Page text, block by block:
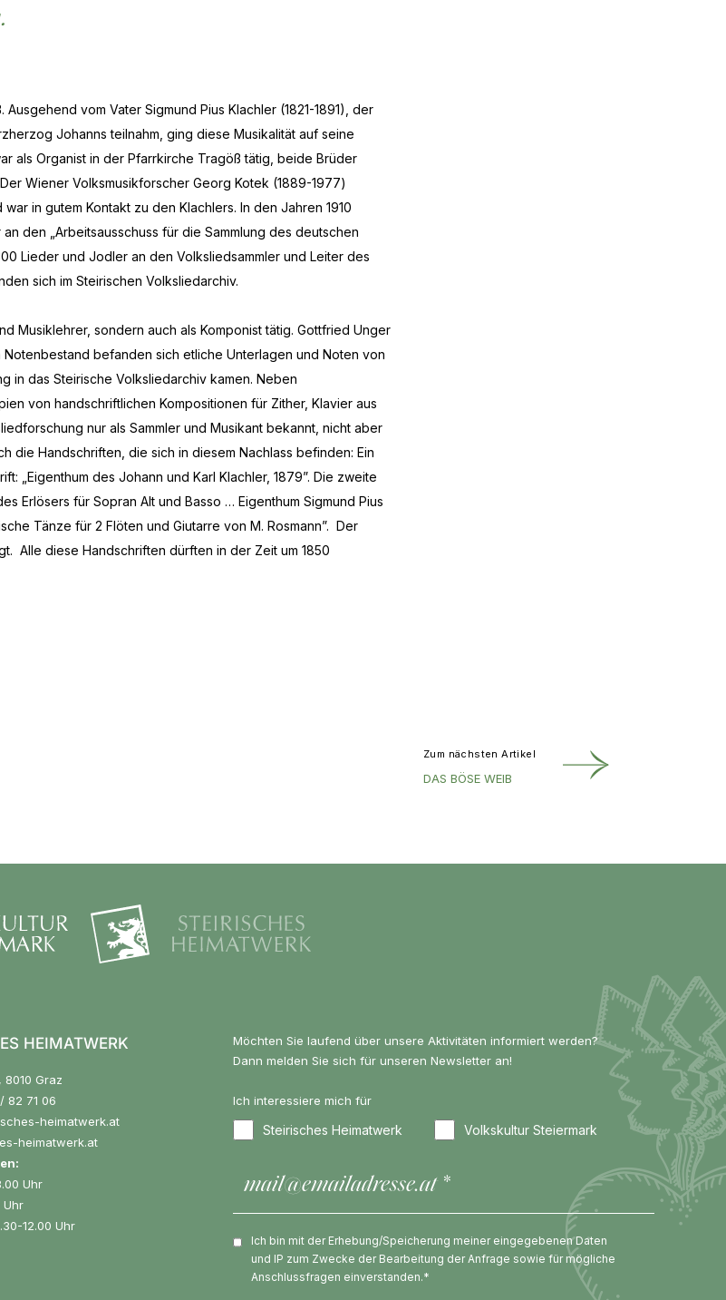
vom Vater Sigmund Pius Klachler (1821-1891), der
Johanns teilnahm, ging diese Musikalität auf seine
als Organist in der Pfarrkirche Tragöß tätig, beide Brüder
Wiener Volksmusikforscher Georg Kotek (1889-1977)
in gutem Kontakt zu den Klachlers. In den Jahren 1910
den „Arbeitsausschuss für die Sammlung des deutschen
Lieder und Jodler an den Volksliedsammler und Leiter des
sich im Steirischen Volksliedarchiv.
Musiklehrer, sondern auch als Komponist tätig. Gottfried Unger
Notenbestand befanden sich etliche Unterlagen und Noten von
in das Steirische Volksliedarchiv kamen. Neben
von handschriftlichen Kompositionen für Zither, Klavier aus
nur als Sammler und Musikant bekannt, nicht aber
die Handschriften, die sich in diesem Nachlass befinden: Ein
„Eigenthum des Johann und Karl Klachler, 1879”. Die zweite
Erlösers für Sopran Alt und Basso … Eigenthum Sigmund Pius
Tänze für 2 Flöten und Giutarre von M. Rosmann”. Der
Alle diese Handschriften dürften in der Zeit um 1850
Zum nächsten Artikel
DAS BÖSE WEIB
HEIMATWERK
Graz
82 71 06
heimatwerk.at
heimatwerk.at
Uhr
Uhr
12.00 Uhr
Möchten Sie laufend über unsere Aktivitäten informiert werden?
Dann melden Sie sich für unseren Newsletter an!
Ich interessiere mich für
Steirisches Heimatwerk Volkskultur Steiermark
Ich bin mit der Erhebung/Speicherung meiner eingegebenen Daten
und IP zum Zwecke der Bearbeitung der Anfrage sowie für mögliche
Anschlussfragen einverstanden.*